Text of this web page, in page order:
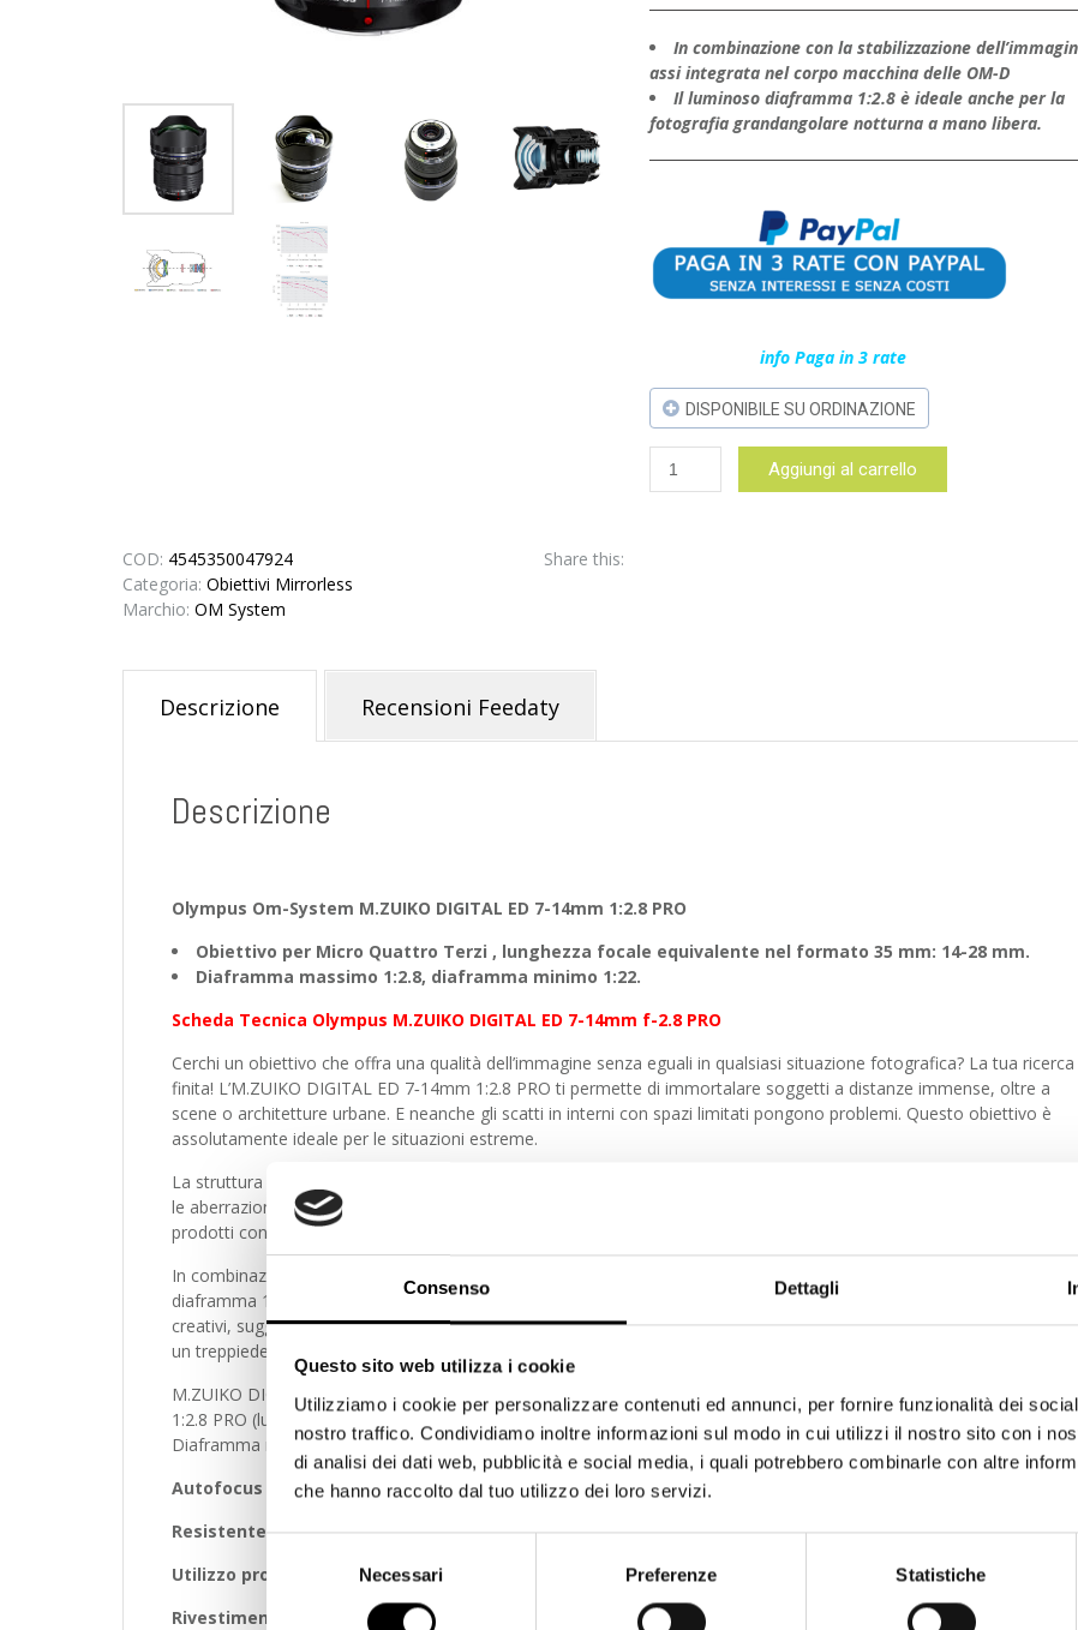
Consenso Dettagli
Questo sito web utilizza i cookie
Utilizziamo i cookie per personalizzare contenuti ed annunci, per fornire funzionalità dei
nostro traffico. Condividiamo inoltre informazioni sul modo in cui utilizzi il nostro sito con i
di analisi dei dati web, pubblicità e social media, i quali potrebbero combinarle con altre
che hanno raccolto dal tuo utilizzo dei loro servizi.
del
Necessari Preferenze Statistiche
In combinazione con la stabilizzazione
assi integrata nel corpo macchina delle OM-D
Il luminoso diaframma 1:2.8 è ideale anche per la
fotografia grandangolare notturna a mano libera.
info Paga in 3 rate
DISPONIBILE SU ORDINAZIONE
Olympus
(OM
garanzia
Aggiungi al carrello
COD: 4545350047924
Categoria: Obiettivi Mirrorless
Marchio: OM System
Share this:
Descrizione Recensioni Feedaty
Descrizione
Olympus Om-System M.ZUIKO DIGITAL ED 7-14mm 1:2.8 PRO
Obiettivo per Micro Quattro Terzi , lunghezza focale equivalente nel formato 35 mm: 14-28 mm.
Diaframma massimo 1:2.8, diaframma minimo 1:22.
Scheda Tecnica Olympus M.ZUIKO DIGITAL ED 7-14mm f-2.8 PRO
Cerchi un obiettivo che offra una qualità dell’immagine senza eguali in qualsiasi situazione fotografica? La tua ricerca
finita! L’M.ZUIKO DIGITAL ED 7‑14mm 1:2.8 PRO ti permette di immortalare soggetti a distanze immense, oltre a
scene o architetture urbane. E neanche gli scatti in interni con spazi limitati pongono problemi. Questo obiettivo è
assolutamente ideale per le situazioni estreme.
La struttura ottica con 14 elementi ottici individuali in 11 gruppi, opera in completa armonia per ridurre notevolmente
le aberrazioni e le immagini fantasma. Il risultato è una nitidezza da bordo a bordo, risultando così superiore ai
prodotti concorrenti grazie alle migliori prestazioni ottiche.
In combinazione con la stabilizzazione dell’immagine su 5 assi integrata nel corpo macchina delle OM-D, il luminoso
diaframma 1:2.8 è ideale per la fotografia grandangolare notturna a mano libera. Ti permette di ottenere scatti
creativi, suggestivi e nitidissimi nelle condizioni più difficili di luminosità: consentendoti così di viaggiare leggero senza
un treppiede.
M.ZUIKO DIGITAL ED 7-14mm 1:2.8 PRO – Obiettivo color nero per Micro Quattro Terzi , M.Zuiko Digital ED 7-14mm
1:2.8 PRO (lunghezza focale equivalente nel formato 35 mm: 14-28 mm).
Diaframma massimo 1:2.8, diaframma minimo 1:22.
Autofocus ad alta velocità
Resistente alla polvere, agli spruzzi d’acqua e al gelo
Utilizzo professionale
Rivestimento ZERO (Zuiko Extra-low Reflection Optical) per riflessi ridotti al minimo.